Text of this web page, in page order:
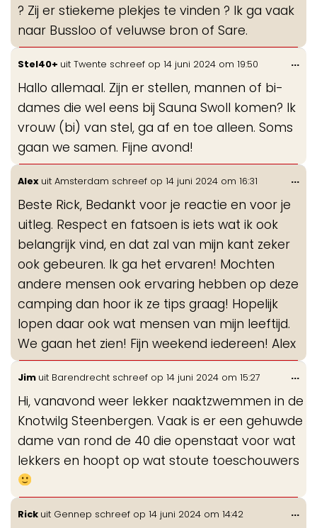
? Zij er stiekeme plekjes te vinden ? Ik ga vaak
naar Bussloo of veluwse bron of Sare.
Stel40+ uit Twente schreef op 14 juni 2024 om 19:50
Hallo allemaal. Zijn er stellen, mannen of bi-
dames die wel eens bij Sauna Swoll komen? Ik
vrouw (bi) van stel, ga af en toe alleen. Soms
gaan we samen. Fijne avond!
...
Alex uit Amsterdam schreef op 14 juni 2024 om 16:31
Beste Rick, Bedankt voor je reactie en voor je
uitleg. Respect en fatsoen is iets wat ik ook
belangrijk vind, en dat zal van mijn kant zeker
ook gebeuren. Ik ga het ervaren! Mochten
andere mensen ook ervaring hebben op deze
camping dan hoor ik ze tips graag! Hopelijk
lopen daar ook wat mensen van mijn leeftijd.
We gaan het zien! Fijn weekend iedereen! Alex
...
Jim uit Barendrecht schreef op 14 juni 2024 om 15:27
Hi, vanavond weer lekker naaktzwemmen in de
Knotwilg Steenbergen. Vaak is er een gehuwde
dame van rond de 40 die openstaat voor wat
lekkers en hoopt op wat stoute toeschouwers
...
Rick uit Gennep schreef op 14 juni 2024 om 14:42 ...